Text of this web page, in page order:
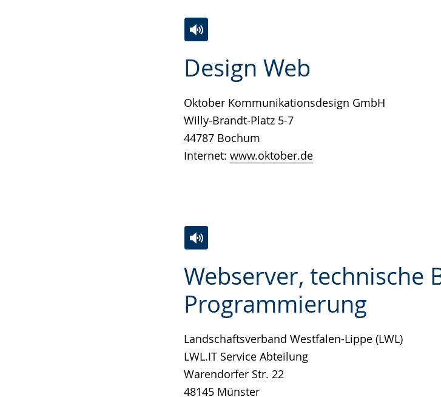
Design Web
Oktober Kommunikationsdesign GmbH
Willy-Brandt-Platz 5-7
44787 Bochum
Internet: www.oktober.de
Leichten
wechseln.
Audio-
Unterstützung.
Video
Deutscher
Gebärdensprache
wird
angezeigt.
Webserver, technische
Programmierung
Landschaftsverband Westfalen-Lippe (LWL)
LWL.IT Service Abteilung
Warendorfer Str. 22
48145 Münster
Leichten
Sprache
wechseln.
Audio-
Unterstützung.
Video
in
Deutscher
wird
angezeigt.